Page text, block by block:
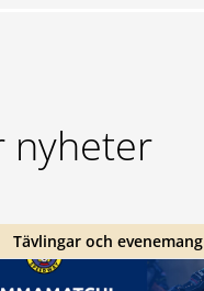
nyheter
Tävlingar och evenemang